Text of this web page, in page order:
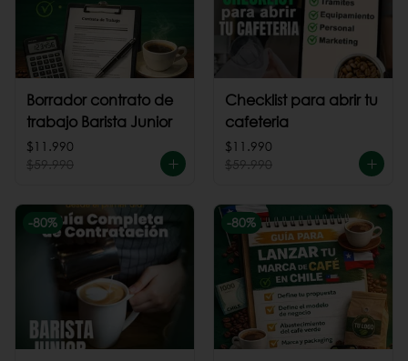
Borrador contrato de
trabajo Barista Junior
$11.990
$59.990
Checklist para abrir tu
cafeteria
$11.990
$59.990
-80% -80%